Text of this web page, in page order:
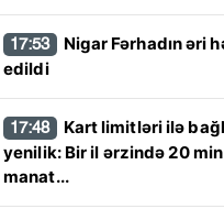
17:53
edildi
17:48
yenilik: Bir il ərzində 20 min
manat...